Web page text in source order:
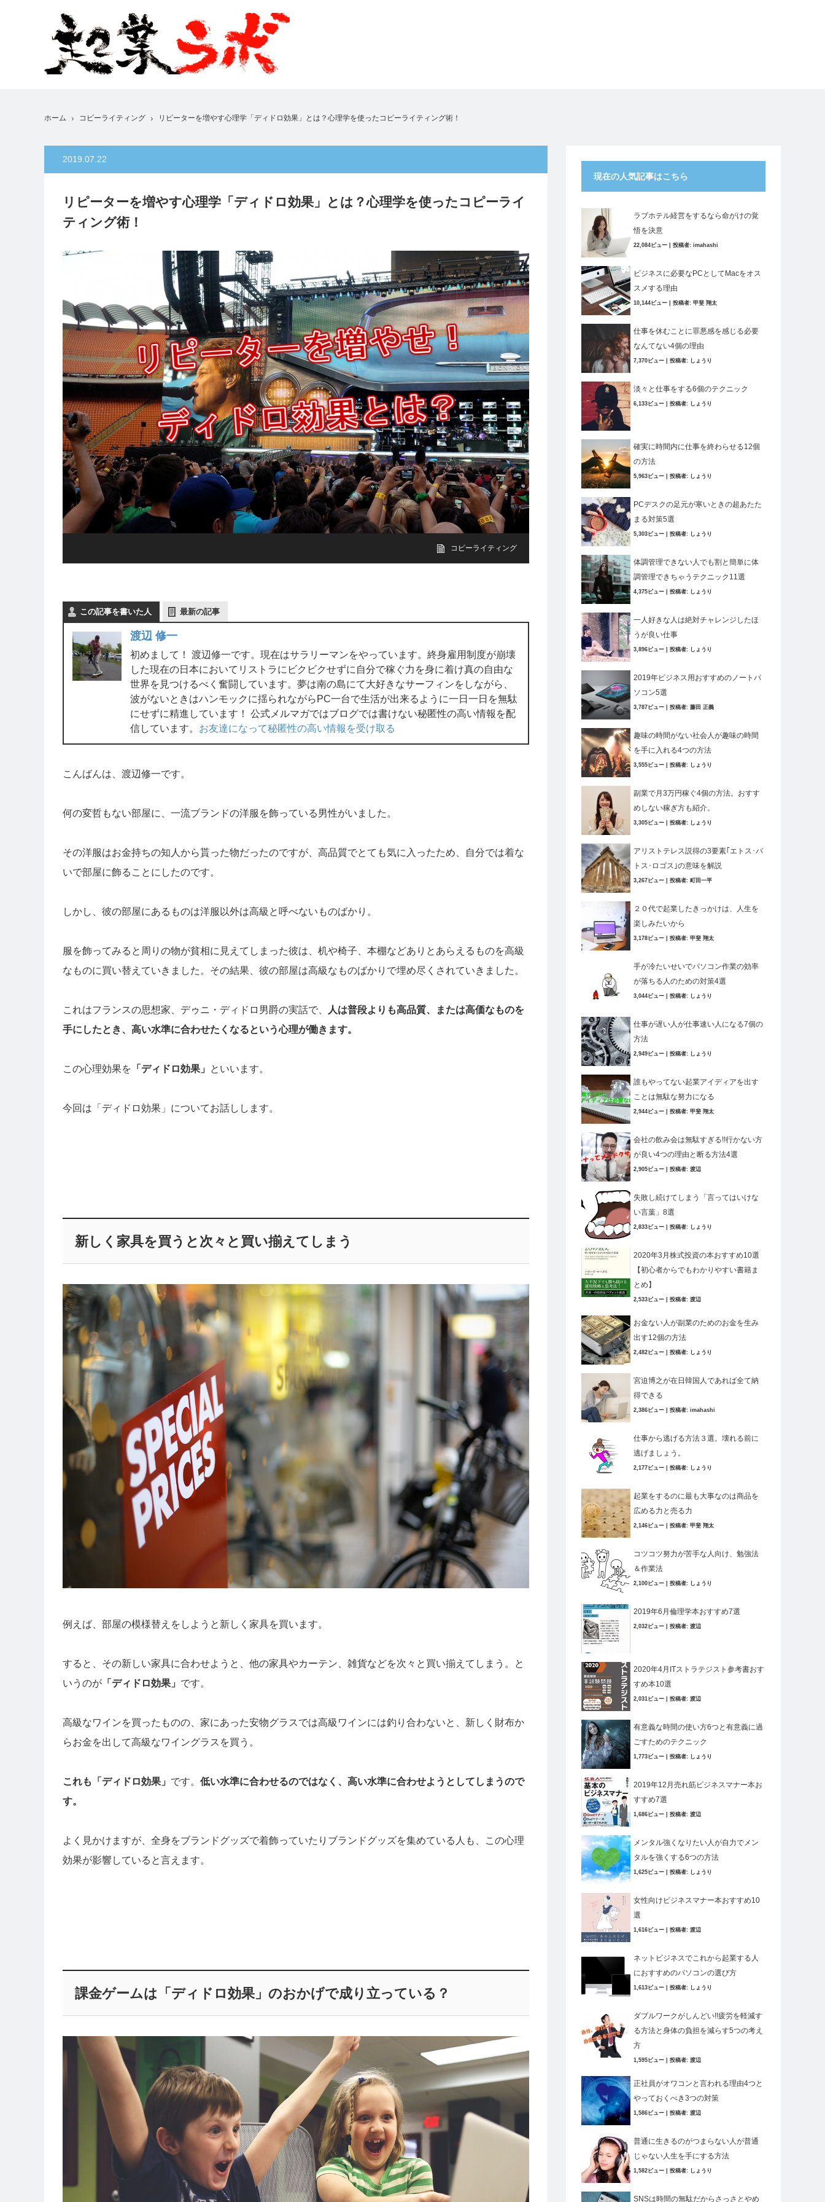
ホーム コピーライティング リピーターを増やす心理学「ディドロ効果」とは？心理学を使ったコピーライティング術！
2019.07.22
リピーターを増やす心理学「ディドロ効果」とは？心理学を使ったコピーライ
ティング術！
コピーライティング
この記事を書いた人 最新の記事
渡辺 修一
初めまして！ 渡辺修一です。現在はサラリーマンをやっています。終身雇用制度が崩壊
した現在の日本においてリストラにビクビクせずに自分で稼ぐ力を身に着け真の自由な
世界を見つけるべく奮闘しています。夢は南の島にて大好きなサーフィンをしながら、
波がないときはハンモックに揺られながらPC一台で生活が出来るように一日一日を無駄
にせずに精進しています！ 公式メルマガではブログでは書けない秘匿性の高い情報を配
信しています。 お友達になって秘匿性の高い情報を受け取る
こんばんは、渡辺修一です。
何の変哲もない部屋に、一流ブランドの洋服を飾っている男性がいました。
その洋服はお金持ちの知人から貰った物だったのですが、高品質でとても気に入ったため、自分では着な
いで部屋に飾ることにしたのです。
しかし、彼の部屋にあるものは洋服以外は高級と呼べないものばかり。
服を飾ってみると周りの物が貧相に見えてしまった彼は、机や椅子、本棚などありとあらえるものを高級
なものに買い替えていきました。その結果、彼の部屋は高級なものばかりで埋め尽くされていきました。
これはフランスの思想家、デゥニ・ディドロ男爵の実話で、
人は普段よりも高品質、または高価なものを
手にしたとき、高い水準に合わせたくなるという心理が働きます。
この心理効果を 「ディドロ効果」 といいます。
今回は「ディドロ効果」についてお話しします。
新しく家具を買うと次々と買い揃えてしまう
例えば、部屋の模様替えをしようと新しく家具を買います。
すると、その新しい家具に合わせようと、他の家具やカーテン、雑貨などを次々と買い揃えてしまう。と
いうのが 「ディドロ効果」 です。
高級なワインを買ったものの、家にあった安物グラスでは高級ワインには釣り合わないと、新しく財布か
らお金を出して高級なワイングラスを買う。
これも「ディドロ効果」 です。 低い水準に合わせるのではなく、高い水準に合わせようとしてしまうので
す。
よく見かけますが、全身をブランドグッズで着飾っていたりブランドグッズを集めている人も、この心理
効果が影響していると言えます。
課金ゲームは「ディドロ効果」のおかげで成り立っている？
現在の人気記事はこちら
ラブホテル経営をするなら命がけの覚
悟を決意
22,084ビュー 投稿者: imahashi
ビジネスに必要なPCとしてMacをオス
スメする理由
10,144ビュー 投稿者: 甲斐 翔太
仕事を休むことに罪悪感を感じる必要
なんてない4個の理由
7,370ビュー 投稿者: しょうり
淡々と仕事をする6個のテクニック
6,133ビュー 投稿者: しょうり
確実に時間内に仕事を終わらせる12個
の方法
5,963ビュー 投稿者: しょうり
PCデスクの足元が寒いときの超あたた
まる対策5選
5,303ビュー 投稿者: しょうり
体調管理できない人でも割と簡単に体
調管理できちゃうテクニック11選
4,375ビュー 投稿者: しょうり
一人好きな人は絶対チャレンジしたほ
うが良い仕事
3,896ビュー 投稿者: しょうり
2019年ビジネス用おすすめのノートパ
ソコン5選
3,787ビュー 投稿者: 藤田 正義
趣味の時間がない社会人が趣味の時間
を手に入れる4つの方法
3,555ビュー 投稿者: しょうり
副業で月3万円稼ぐ4個の方法。おすす
めしない稼ぎ方も紹介。
3,305ビュー 投稿者: しょうり
アリストテレス説得の3要素｢エトス･パ
トス･ロゴス｣の意味を解説
3,267ビュー 投稿者: 町田一平
２０代で起業したきっかけは、人生を
楽しみたいから
3,178ビュー 投稿者: 甲斐 翔太
手が冷たいせいでパソコン作業の効率
が落ちる人のための対策4選
3,044ビュー 投稿者: しょうり
仕事が遅い人が仕事速い人になる7個の
方法
2,949ビュー 投稿者: しょうり
誰もやってない起業アイディアを出す
ことは無駄な努力になる
2,944ビュー 投稿者: 甲斐 翔太
会社の飲み会は無駄すぎる!!行かない方
が良い4つの理由と断る方法4選
2,905ビュー 投稿者: 渡辺
失敗し続けてしまう「言ってはいけな
い言葉」8選
2,833ビュー 投稿者: しょうり
2020年3月株式投資の本おすすめ10選
【初心者からでもわかりやすい書籍ま
とめ】
2,533ビュー 投稿者: 渡辺
お金ない人が副業のためのお金を生み
出す12個の方法
2,482ビュー 投稿者: しょうり
宮迫博之が在日韓国人であれば全て納
得できる
2,386ビュー 投稿者: imahashi
仕事から逃げる方法３選。壊れる前に
逃げましょう。
2,177ビュー 投稿者: しょうり
起業をするのに最も大事なのは商品を
広める力と売る力
2,146ビュー 投稿者: 甲斐 翔太
コツコツ努力が苦手な人向け、勉強法
＆作業法
2,100ビュー 投稿者: しょうり
2019年6月倫理学本おすすめ7選
2,032ビュー 投稿者: 渡辺
2020年4月ITストラテジスト参考書おす
すめ本10選
2,031ビュー 投稿者: 渡辺
有意義な時間の使い方6つと有意義に過
ごすためのテクニック
1,773ビュー 投稿者: しょうり
2019年12月売れ筋ビジネスマナー本お
すすめ7選
1,686ビュー 投稿者: 渡辺
メンタル強くなりたい人が自力でメン
タルを強くする6つの方法
1,625ビュー 投稿者: しょうり
女性向けビジネスマナー本おすすめ10
選
1,616ビュー 投稿者: 渡辺
ネットビジネスでこれから起業する人
におすすめのパソコンの選び方
1,613ビュー 投稿者: しょうり
ダブルワークがしんどい!!疲労を軽減す
る方法と身体の負担を減らす5つの考え
方
1,595ビュー 投稿者: 渡辺
正社員がオワコンと言われる理由4つと
やっておくべき3つの対策
1,586ビュー 投稿者: 渡辺
普通に生きるのがつまらない人が普通
じゃない人生を手にする方法
1,582ビュー 投稿者: しょうり
SNSは時間の無駄だからさっさとやめ